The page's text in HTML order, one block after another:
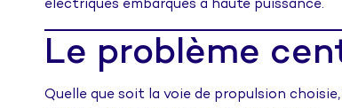
électriques embarqués à haute puissance.
Le problème
Quelle que soit la voie de propulsion